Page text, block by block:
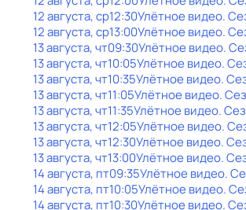
12 августа, ср12:30Улётное видео.
12 августа, ср13:00Улётное видео.
13 августа, чт09:30Улётное видео.
13 августа, чт10:05Улётное видео.
13 августа, чт10:35Улётное видео.
13 августа, чт11:05Улётное видео.
13 августа, чт11:35Улётное видео.
13 августа, чт12:05Улётное видео.
13 августа, чт12:30Улётное видео.
13 августа, чт13:00Улётное видео.
14 августа, пт09:35Улётное видео.
14 августа, пт10:05Улётное видео.
14 августа, пт10:30Улётное видео.